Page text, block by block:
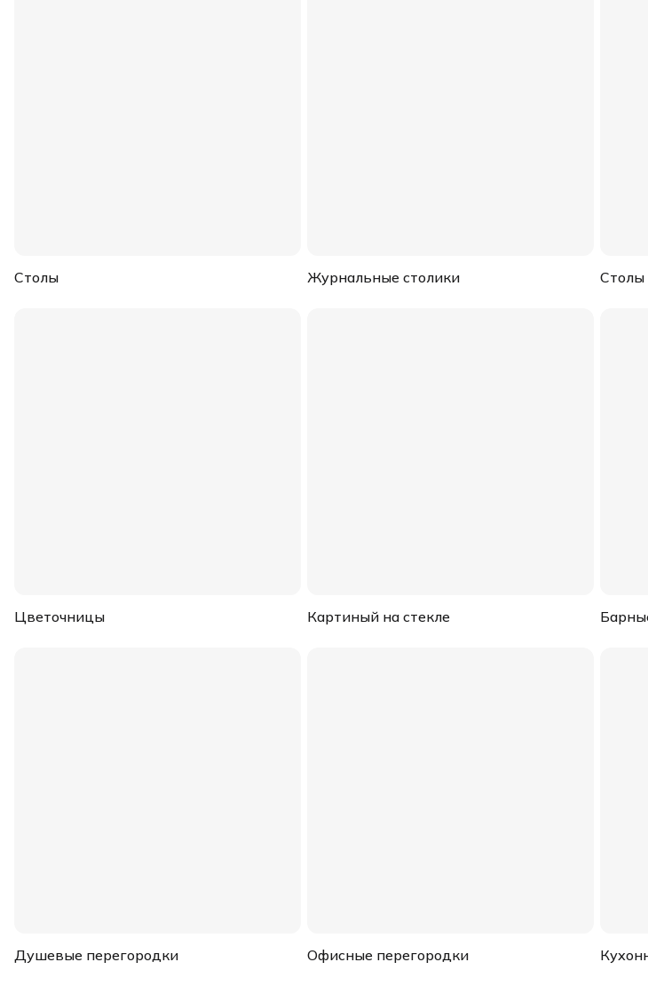
Столы Журнальные столики Столы
Цветочницы Картиный на стекле
Душевые перегородки Офисные перегородки